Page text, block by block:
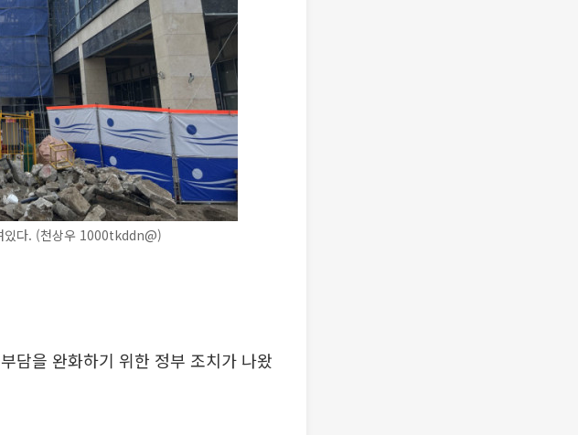
있다. (천상우 1000tkddn@)
담을 완화하기 위한 정부 조치가 나왔